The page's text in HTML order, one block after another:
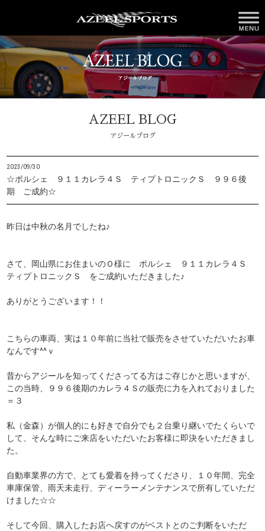
AZEEL BLOG
アジールブログ
2023/09/30
☆ポルシェ ９１１カレラ４Ｓ ティプトロニックＳ ９９６後
期 ご成約☆
昨日は中秋の名月でしたね♪
さて、岡山県にお住まいのＯ様に ポルシェ ９１１カレラ４Ｓ
ティプトロニックＳ をご成約いただきました♪
ありがとうございます！！
こちらの車両、実は１０年前に当社で販売をさせていただいたお車
なんです^^ｖ
昔からアジールを知ってくださってる方はご存じかと思いますが、
この当時、９９６後期のカレラ４Ｓの販売に力を入れておりました
＝３
私（金森）が個人的にも好きで自分でも２台乗り継いでたくらいで
して、そんな時にご来店をいただいたお客様に即決をいただきまし
た。
自動車業界の方で、とても愛着を持ってくださり、１０年間、完全
車庫保管、雨天未走行、ディーラーメンテナンスで所有していただ
けました☆☆
そして今回、購入したお店へ戻すのがベストとのご判断をいただ